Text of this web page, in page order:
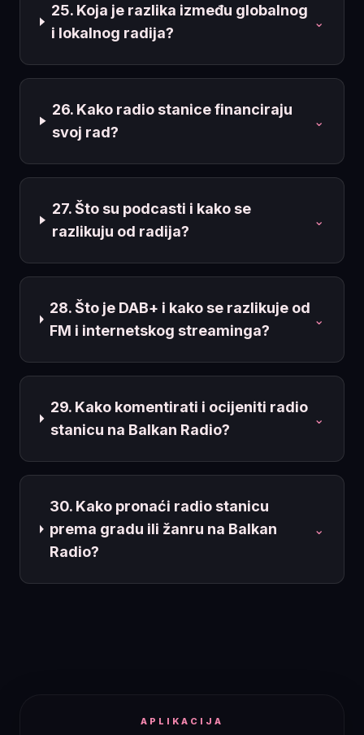
25. Koja je razlika između globalnog
i lokalnog radija?
⌄
26. Kako radio stanice financiraju
svoj rad?
⌄
27. Što su podcasti i kako se
razlikuju od radija?
⌄
28. Što je DAB+ i kako se razlikuje od
FM i internetskog streaminga?
⌄
29. Kako komentirati i ocijeniti radio
stanicu na Balkan Radio?
⌄
30. Kako pronaći radio stanicu
prema gradu ili žanru na Balkan
Radio?
⌄
APLIKACIJA